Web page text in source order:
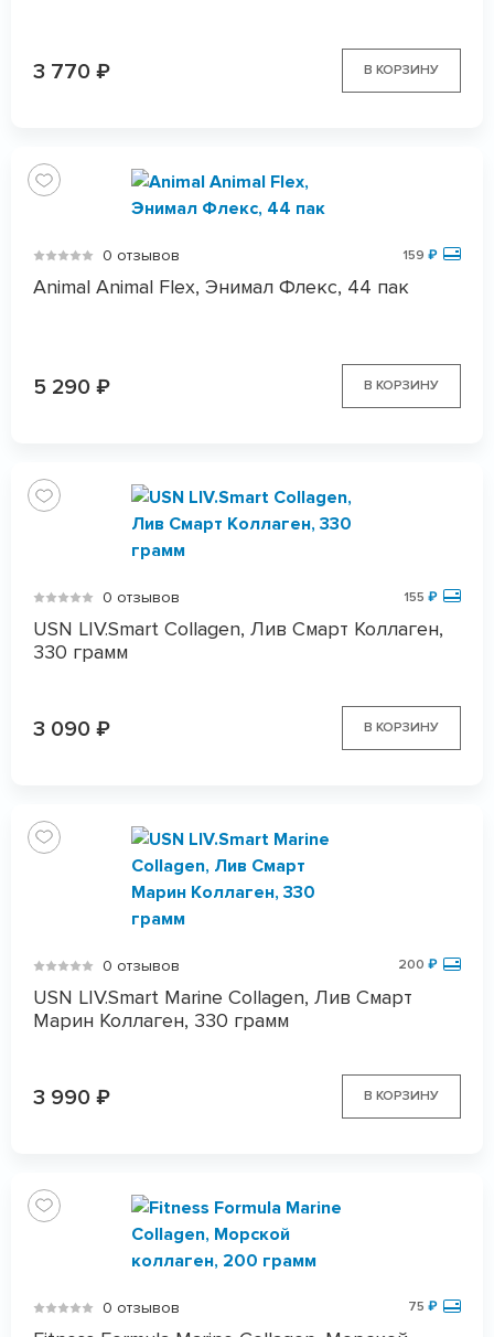
3 770 ₽ В КОРЗИНУ
0 отзывов 159 ₽
Animal Animal Flex, Энимал Флекс, 44 пак
5 290 ₽ В КОРЗИНУ
0 отзывов 155 ₽
USN LIV.Smart Collagen, Лив Смарт Коллаген,
330 грамм
3 090 ₽ В КОРЗИНУ
0 отзывов 200 ₽
USN LIV.Smart Marine Collagen, Лив Смарт
Марин Коллаген, 330 грамм
3 990 ₽ В КОРЗИНУ
0 отзывов 75 ₽